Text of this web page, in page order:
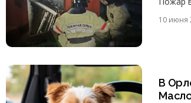
10 июня
В